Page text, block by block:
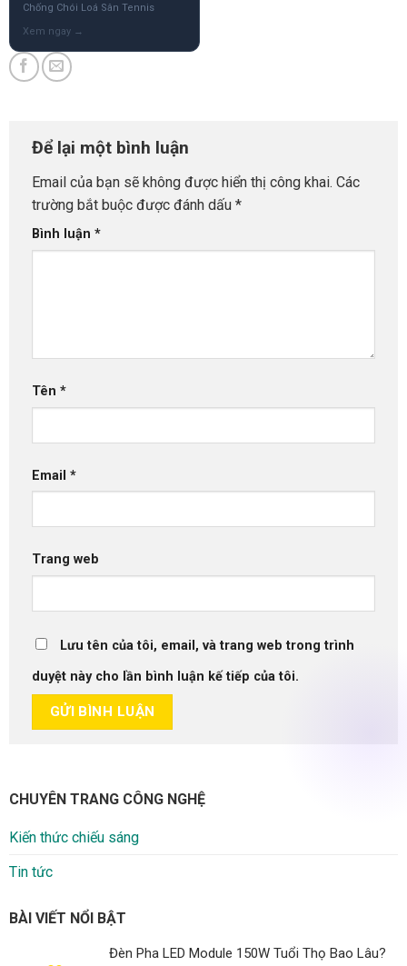
Chống Chói Loá Sân Tennis
Để lại một bình luận
Email của bạn sẽ không được hiển thị công khai. Các
trường bắt buộc được đánh dấu *
Bình luận *
Tên *
Email *
Trang web
Lưu tên của tôi, email, và trang web trong trình
duyệt này cho lần bình luận kế tiếp của tôi.
CHUYÊN TRANG CÔNG NGHỆ
Kiến thức chiếu sáng
Tin tức
BÀI VIẾT NỔI BẬT
Đèn Pha LED Module 150W Tuổi Thọ Bao Lâu?